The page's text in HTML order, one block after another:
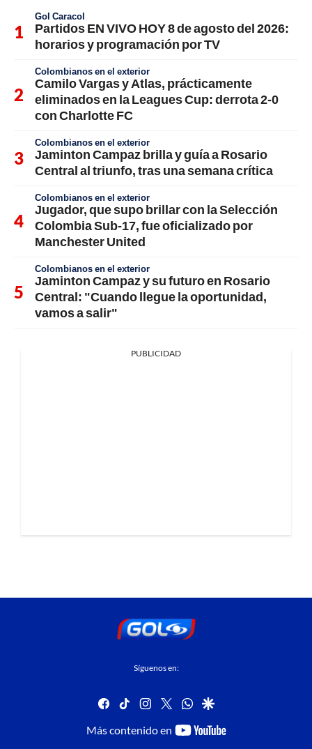
Gol Caracol
Partidos EN VIVO HOY 8 de agosto del 2026:
horarios y programación por TV
Colombianos en el exterior
Camilo Vargas y Atlas, prácticamente
eliminados en la Leagues Cup: derrota 2-0
con Charlotte FC
Colombianos en el exterior
Jaminton Campaz brilla y guía a Rosario
Central al triunfo, tras una semana crítica
Colombianos en el exterior
Jugador, que supo brillar con la Selección
Colombia Sub-17, fue oficializado por
Manchester United
Colombianos en el exterior
Jaminton Campaz y su futuro en Rosario
Central: "Cuando llegue la oportunidad,
vamos a salir"
PUBLICIDAD
Síguenos en:
facebook
tiktok instagram
twitterwhatsapp
google
Más contenido en
youtube-